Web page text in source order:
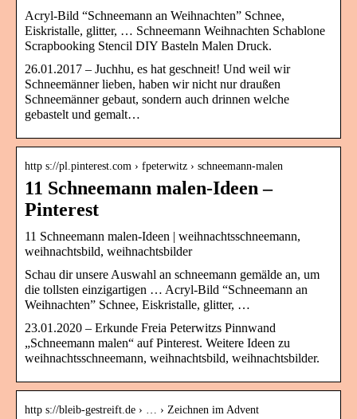
Acryl-Bild “Schneemann an Weihnachten” Schnee,
Eiskristalle, glitter, … Schneemann Weihnachten Schablone
Scrapbooking Stencil DIY Basteln Malen Druck.
26.01.2017 – Juchhu, es hat geschneit! Und weil wir
Schneemänner lieben, haben wir nicht nur draußen
Schneemänner gebaut, sondern auch drinnen welche
gebastelt und gemalt…
http s://pl.pinterest.com › fpeterwitz › schneemann-malen
11 Schneemann malen-Ideen –
Pinterest
11 Schneemann malen-Ideen | weihnachtsschneemann,
weihnachtsbild, weihnachtsbilder
Schau dir unsere Auswahl an schneemann gemälde an, um
die tollsten einzigartigen … Acryl-Bild “Schneemann an
Weihnachten” Schnee, Eiskristalle, glitter, …
23.01.2020 – Erkunde Freia Peterwitzs Pinnwand
„Schneemann malen“ auf Pinterest. Weitere Ideen zu
weihnachtsschneemann, weihnachtsbild, weihnachtsbilder.
http s://bleib-gestreift.de › … › Zeichnen im Advent